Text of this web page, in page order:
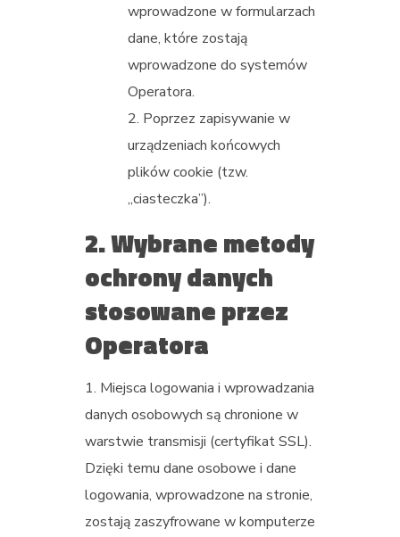
wprowadzone w formularzach
dane, które zostają
wprowadzone do systemów
Operatora.
Poprzez zapisywanie w
urządzeniach końcowych
plików cookie (tzw.
„ciasteczka”).
2. Wybrane metody
ochrony danych
stosowane przez
Operatora
Miejsca logowania i wprowadzania
danych osobowych są chronione w
warstwie transmisji (certyfikat SSL).
Dzięki temu dane osobowe i dane
logowania, wprowadzone na stronie,
zostają zaszyfrowane w komputerze